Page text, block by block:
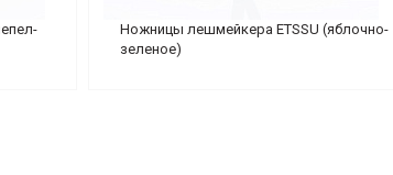
Ножницы лешмейкера ETSSU (яблочно-
зеленое)